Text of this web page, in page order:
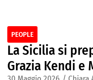
PEOPLE
La Sicilia si
Grazia Kendi e